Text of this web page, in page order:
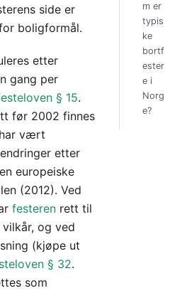
side er
boligformål.
etter
gang per
§ 15.
før 2002 finnes
vært
etter
europeiske
(2012). Ved
festeren rett til
og ved
(kjøpe ut
§ 32.
som
m er
typis
ke
bortf
ester
e i
Norg
e?